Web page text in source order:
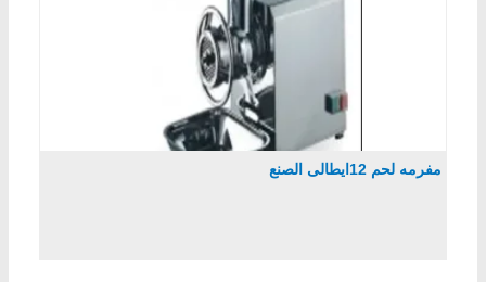
مفرمه لحم 12ايطالى الصنع